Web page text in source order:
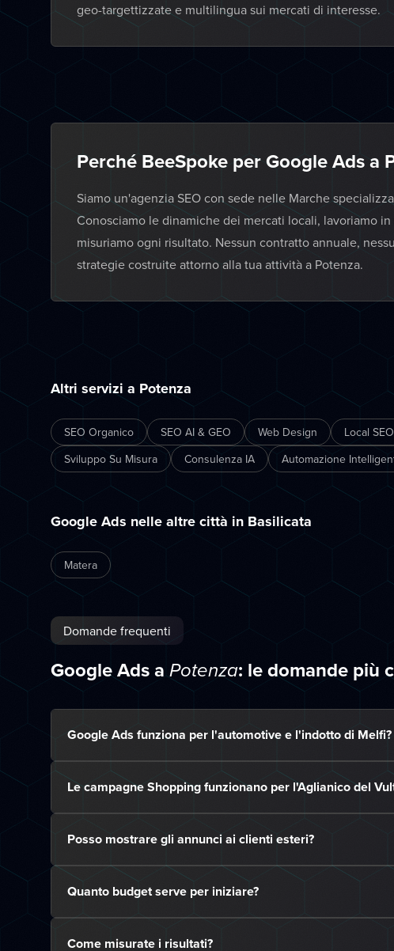
geo-targettizzate e multilingua sui mercati di interesse.
Perché BeeSpoke per Google Ads a
Siamo un'agenzia SEO con sede nelle Marche
Conosciamo le dinamiche dei mercati locali, lavoriamo
misuriamo ogni risultato. Nessun contratto annuale,
strategie costruite attorno alla tua attività a Potenza.
Altri servizi a Potenza
SEO Organico SEO AI & GEO Web Design Local SEO
Sviluppo Su Misura
Consulenza IA Automazione
Google Ads nelle altre città in Basilicata
Matera
Domande frequenti
Google Ads aPotenza: le domande più
Google Ads funziona per l'automotive e l'indotto di Melfi?
Le campagne Shopping funzionano per l'Aglianico del
Posso mostrare gli annunci ai clienti esteri?
Quanto budget serve per iniziare?
Come misurate i risultati?